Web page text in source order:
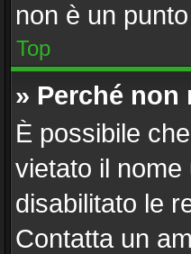
non è un
Top
» Perché
È possibile
vietato il
disabilitato le
Contatta un